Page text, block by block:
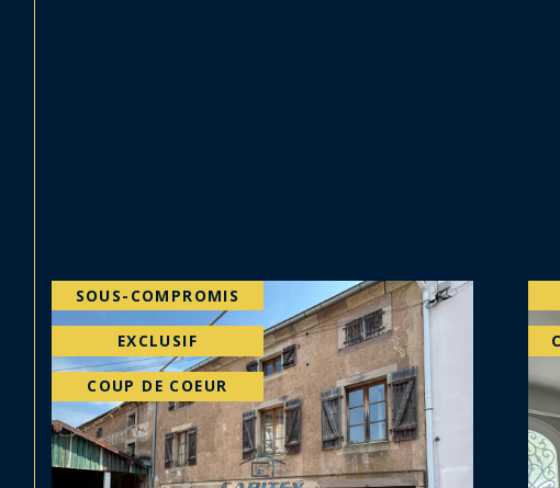
EXCLUSIF
PRIX EN BAISSE